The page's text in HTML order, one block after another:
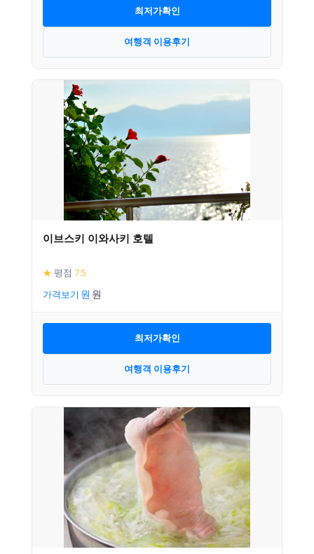
최저가확인
여행객 이용후기
이브스키 이와사키 호텔
★ 평점 7.5
가격보기
최저가확인
여행객 이용후기